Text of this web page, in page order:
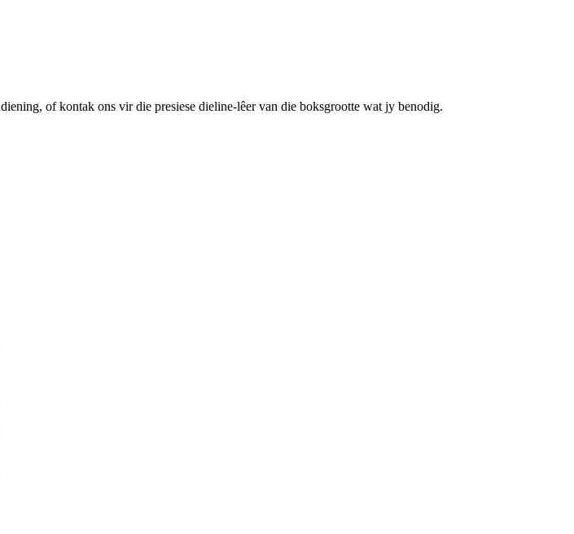
of kontak ons ​​vir die presiese dieline-lêer van die boksgrootte wat jy benodig.